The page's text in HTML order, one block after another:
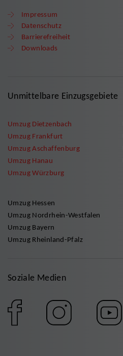
Impressum
Datenschutz
Barrierefreiheit
Downloads
Unmittelbare Einzugsgebiete
Umzug Dietzenbach
Umzug Frankfurt
Umzug Aschaffenburg
Umzug Hanau
Umzug Würzburg
Umzug Hessen
Umzug Nordrhein-Westfalen
Umzug Bayern
Umzug Rheinland-Pfalz
Soziale Medien